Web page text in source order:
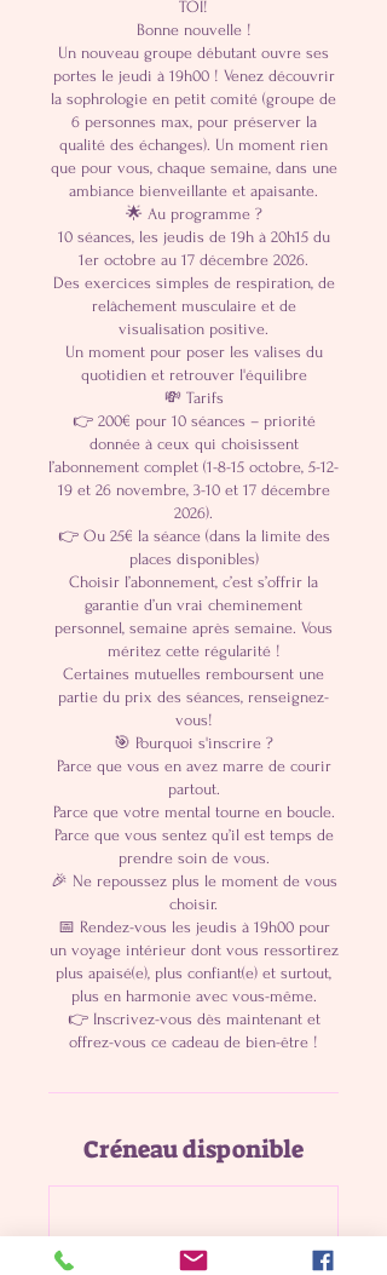
TOI!
Bonne nouvelle !
Un nouveau groupe débutant ouvre ses
portes le jeudi à 19h00 ! Venez découvrir
la sophrologie en petit comité (groupe de
6 personnes max, pour préserver la
qualité des échanges). Un moment rien
que pour vous, chaque semaine, dans une
ambiance bienveillante et apaisante.
🌟 Au programme ?
10 séances, les jeudis de 19h à 20h15 du
1er octobre au 17 décembre 2026.
Des exercices simples de respiration, de
relâchement musculaire et de
visualisation positive.
Un moment pour poser les valises du
quotidien et retrouver l'équilibre
💸 Tarifs
👉 200€ pour 10 séances – priorité
donnée à ceux qui choisissent
l’abonnement complet (1-8-15 octobre, 5-12-
19 et 26 novembre, 3-10 et 17 décembre
2026).
👉 Ou 25€ la séance (dans la limite des
places disponibles)
Choisir l’abonnement, c’est s’offrir la
garantie d’un vrai cheminement
personnel, semaine après semaine. Vous
méritez cette régularité !
Certaines mutuelles remboursent une
partie du prix des séances, renseignez-
vous!
🎯 Pourquoi s'inscrire ?
Parce que vous en avez marre de courir
partout.
Parce que votre mental tourne en boucle.
Parce que vous sentez qu’il est temps de
prendre soin de vous.
🎉 Ne repoussez plus le moment de vous
choisir.
📅 Rendez-vous les jeudis à 19h00 pour
un voyage intérieur dont vous ressortirez
plus apaisé(e), plus confiant(e) et surtout,
plus en harmonie avec vous-même.
👉 Inscrivez-vous dès maintenant et
offrez-vous ce cadeau de bien-être !
Créneau disponible